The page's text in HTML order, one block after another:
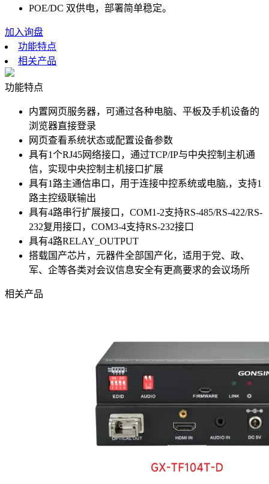
POE/DC 双供电，部署简单稳定。
加入询盘
功能特点
相关产品
功能特点
内置网页服务器，可通过各种电脑、平板及手机设备的
浏览器直接登录
网页查看系统状态或配置设备参数
具有1个RJ45网络接口，通过TCP/IP与中央控制主机通
信，实现中央控制主机接口扩展
具有1路主通信串口，用于连接中控系统或电脑,，支持1
路主控级联输出
具有4路串行扩展接口，COM1-2支持RS-485/RS-422/RS-
232复用接口，COM3-4支持RS-232接口
具有4路RELAY_OUTPUT
搭载国产芯片，元器件全部国产化，适用于党、政、
军、企等各类对会议信息安全有更高要求的会议场所
相关产品